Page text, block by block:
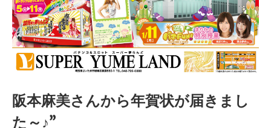
阪本麻美さんから年賀状が届きまし
た～♪”